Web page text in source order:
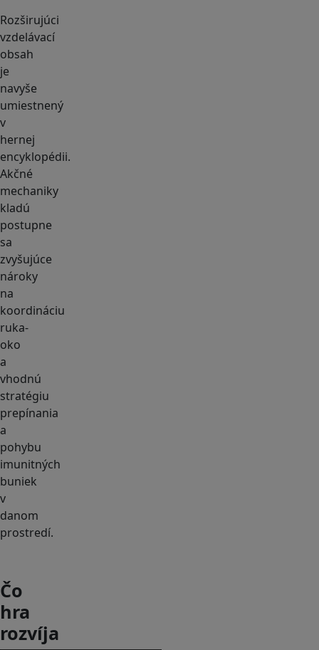
Rozširujúci
vzdelávací
obsah
je
navyše
umiestnený
v
hernej
encyklopédii.
Akčné
mechaniky
kladú
postupne
sa
zvyšujúce
nároky
na
koordináciu
ruka-
oko
a
vhodnú
stratégiu
prepínania
a
pohybu
imunitných
buniek
v
danom
prostredí.
Čo
hra
rozvíja